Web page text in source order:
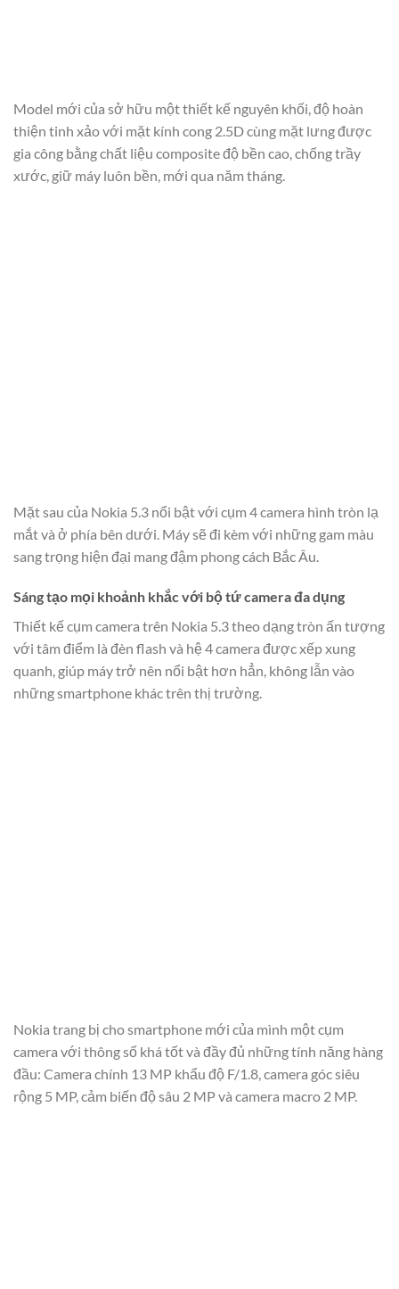
Model mới của sở hữu một thiết kế nguyên khối, độ hoàn
thiện tinh xảo với mặt kính cong 2.5D cùng mặt lưng được
gia công bằng chất liệu composite độ bền cao, chống trầy
xước, giữ máy luôn bền, mới qua năm tháng.
Mặt sau của Nokia 5.3 nổi bật với cụm 4 camera hình tròn lạ
mắt và ở phía bên dưới. Máy sẽ đi kèm với những gam màu
sang trọng hiện đại mang đậm phong cách Bắc Âu.
Sáng tạo mọi khoảnh khắc với bộ tứ camera đa dụng
Thiết kế cụm camera trên Nokia 5.3 theo dạng tròn ấn tượng
với tâm điểm là đèn flash và hệ 4 camera được xếp xung
quanh, giúp máy trở nên nổi bật hơn hẳn, không lẫn vào
những smartphone khác trên thị trường.
Nokia trang bị cho smartphone mới của mình một cụm
camera với thông số khá tốt và đầy đủ những tính năng hàng
đầu: Camera chính 13 MP khẩu độ F/1.8, camera góc siêu
rộng 5 MP, cảm biến độ sâu 2 MP và camera macro 2 MP.